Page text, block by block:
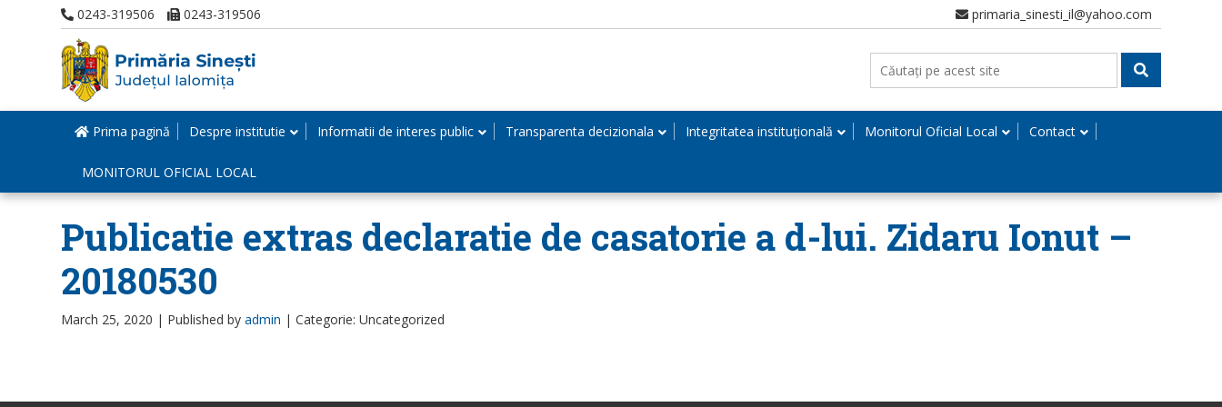
0243-319506 0243-319506 primaria_sinesti_il@yahoo.com
Prima pagină Despre institutie Informatii de interes public Transparenta decizionala Integritatea instituțională Monitorul Oficial Local Contact
MONITORUL OFICIAL LOCAL
Publicatie extras declaratie de casatorie a d-lui. Zidaru Ionut –
20180530
March 25, 2020 | Published by admin | Categorie: Uncategorized